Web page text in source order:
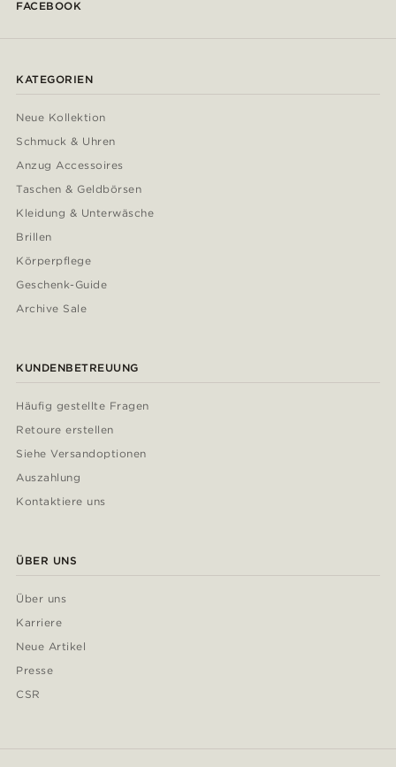
FACEBOOK
KATEGORIEN
Neue Kollektion
Schmuck & Uhren
Anzug Accessoires
Taschen & Geldbörsen
Kleidung & Unterwäsche
Brillen
Körperpflege
Geschenk-Guide
Archive Sale
KUNDENBETREUUNG
Häufig gestellte Fragen
Retoure erstellen
Siehe Versandoptionen
Auszahlung
Kontaktiere uns
ÜBER UNS
Über uns
Karriere
Neue Artikel
Presse
CSR